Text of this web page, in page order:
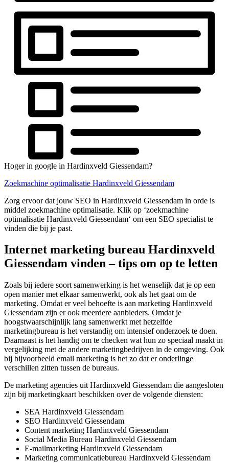
Hoger in google in Hardinxveld Giessendam?
Zoekmachine optimalisatie Hardinxveld Giessendam
Zorg ervoor dat jouw SEO in Hardinxveld Giessendam in orde is
middel zoekmachine optimalisatie. Klik op ‘zoekmachine
optimalisatie Hardinxveld Giessendam‘ om een SEO specialist te
vinden die bij je past.
Internet marketing bureau Hardinxveld
Giessendam vinden – tips om op te letten
Zoals bij iedere soort samenwerking is het wenselijk dat je op een
open manier met elkaar samenwerkt, ook als het gaat om de
marketing. Omdat er veel behoefte is aan marketing Hardinxveld
Giessendam zijn er ook meerdere aanbieders. Omdat je
hoogstwaarschijnlijk lang samenwerkt met hetzelfde
marketingbureau is het verstandig om intensief onderzoek te doen.
Daarnaast is het handig om te checken wat hun zo speciaal maakt in
vergelijking met de andere marketingbedrijven in de omgeving. Ook
bij bijvoorbeeld email marketing is het zo dat er onderlinge
verschillen zitten tussen de bureaus.
De marketing agencies uit Hardinxveld Giessendam die aangesloten
zijn bij marketingkaart beschikken over de volgende diensten:
SEA Hardinxveld Giessendam
SEO Hardinxveld Giessendam
Content marketing Hardinxveld Giessendam
Social Media Bureau Hardinxveld Giessendam
E-mailmarketing Hardinxveld Giessendam
Marketing communicatiebureau Hardinxveld Giessendam